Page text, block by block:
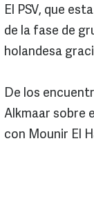
El PSV, que
de la fase de
holandesa
De los
Alkmaar sobre
con Mounir El